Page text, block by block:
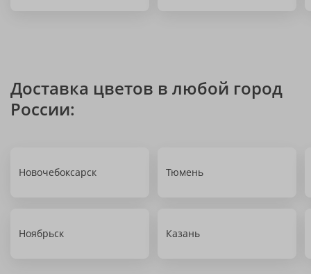
Доставка цветов в любой город
России:
Новочебоксарск Тюмень
Ноябрьск Казань